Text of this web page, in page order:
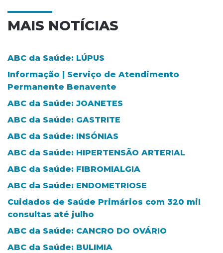
MAIS NOTÍCIAS
ABC da Saúde: LÚPUS
Informação | Serviço de Atendimento
Permanente Benavente
ABC da Saúde: JOANETES
ABC da Saúde: GASTRITE
ABC da Saúde: INSÓNIAS
ABC da Saúde: HIPERTENSÃO ARTERIAL
ABC da Saúde: FIBROMIALGIA
ABC da Saúde: ENDOMETRIOSE
Cuidados de Saúde Primários com 320 mil
consultas até julho
ABC da Saúde: CANCRO DO OVÁRIO
ABC da Saúde: BULIMIA